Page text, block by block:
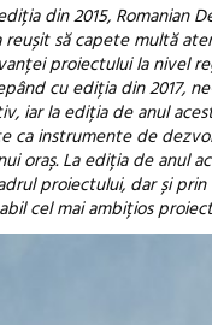
din 2015, Romanian
reușit să capete multă
proiectului la nivel
cu ediția din 2017,
iar la ediția de anul
ca instrumente de
oraș. La ediția de anul
proiectului, dar și
cel mai ambițios